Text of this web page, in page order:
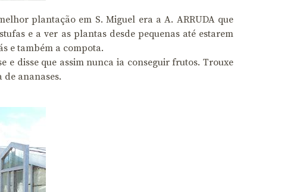
plantação em S. Miguel era a A. ARRUDA que
e a ver as plantas desde pequenas até estarem
e também a compota.
disse que assim nunca ia conseguir frutos. Trouxe
ananases.